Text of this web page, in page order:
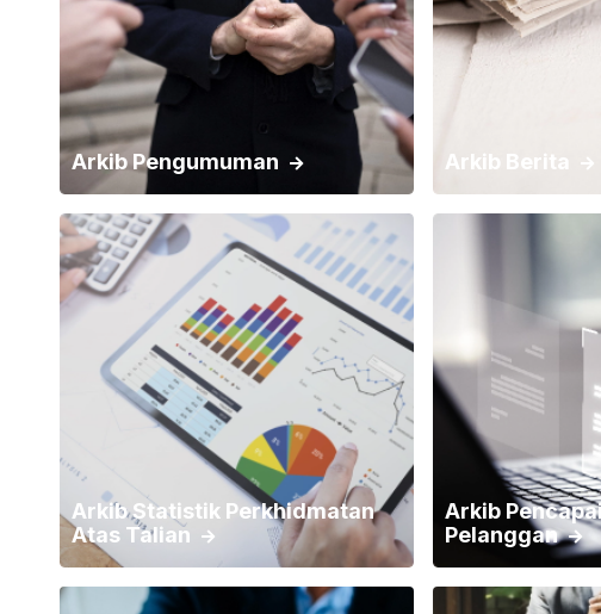
Arkib Pengumuman Arkib Berita
Arkib Statistik Perkhidmatan
Atas Talian
Arkib
Pelanggan